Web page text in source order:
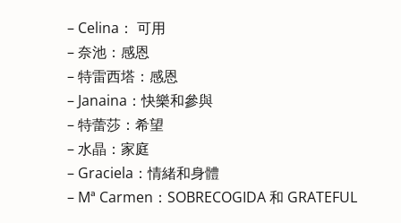
– Celina： 可用
– 奈池：感恩
– 特雷西塔：感恩
– Janaina：快樂和參與
– 特蕾莎：希望
– 水晶：家庭
– Graciela：情緒和身體
– Mª Carmen：SOBRECOGIDA 和 GRATEFUL